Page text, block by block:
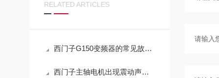
RELATED ARTICLES
西门子G150变频器的常见故障有哪些
西门子主轴电机出现震动声特别大的故障排除方法